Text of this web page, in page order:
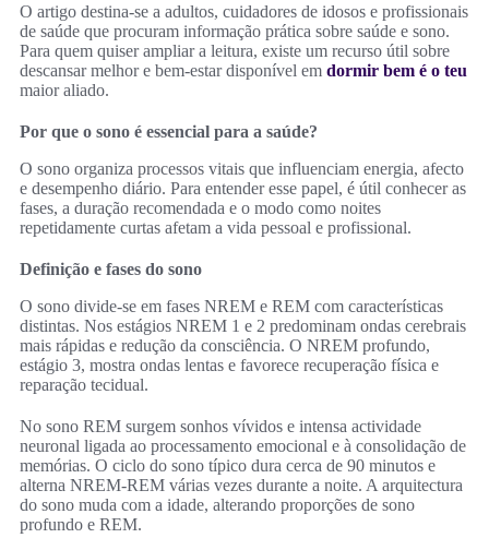
O artigo destina-se a adultos, cuidadores de idosos e profissionais
de saúde que procuram informação prática sobre saúde e sono.
Para quem quiser ampliar a leitura, existe um recurso útil sobre
descansar melhor e bem-estar disponível em dormir bem é o teu
maior aliado.
Por que o sono é essencial para a saúde?
O sono organiza processos vitais que influenciam energia, afecto
e desempenho diário. Para entender esse papel, é útil conhecer as
fases, a duração recomendada e o modo como noites
repetidamente curtas afetam a vida pessoal e profissional.
Definição e fases do sono
O sono divide-se em fases NREM e REM com características
distintas. Nos estágios NREM 1 e 2 predominam ondas cerebrais
mais rápidas e redução da consciência. O NREM profundo,
estágio 3, mostra ondas lentas e favorece recuperação física e
reparação tecidual.
No sono REM surgem sonhos vívidos e intensa actividade
neuronal ligada ao processamento emocional e à consolidação de
memórias. O ciclo do sono típico dura cerca de 90 minutos e
alterna NREM-REM várias vezes durante a noite. A arquitectura
do sono muda com a idade, alterando proporções de sono
profundo e REM.